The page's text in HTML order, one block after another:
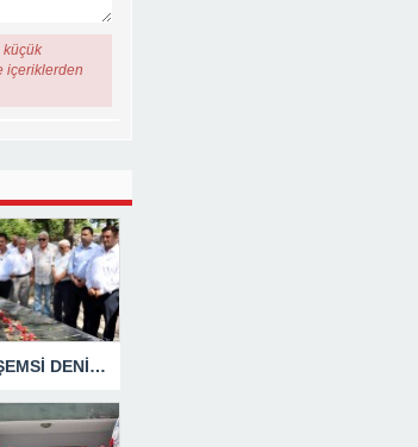
küçük
içeriklerden
İŞÇİ LİDERİ ŞEMSİ DENİZER, KABRİ BAŞINDA ANILDI